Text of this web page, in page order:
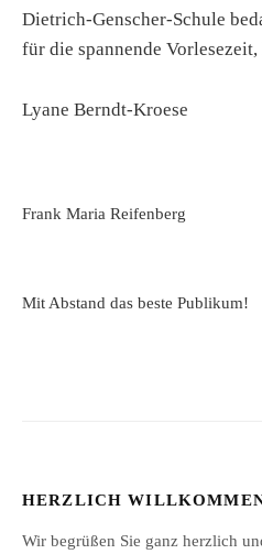
Dietrich-Genscher-Schule
für die spannende
Lyane Berndt-Kroese
Frank Maria Reifenberg
Mit Abstand das beste Publikum!
HERZLICH
Wir begrüßen Sie ganz herzlich